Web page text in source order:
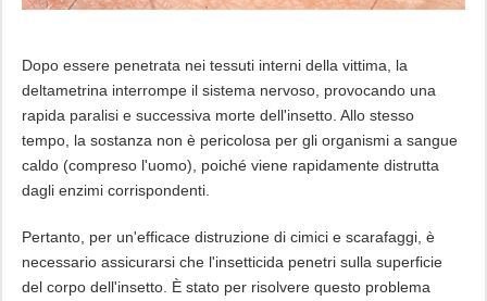
Dopo essere penetrata nei tessuti interni della vittima, la
deltametrina interrompe il sistema nervoso, provocando una
rapida paralisi e successiva morte dell'insetto. Allo stesso
tempo, la sostanza non è pericolosa per gli organismi a sangue
caldo (compreso l'uomo), poiché viene rapidamente distrutta
dagli enzimi corrispondenti.
Pertanto, per un'efficace distruzione di cimici e scarafaggi, è
necessario assicurarsi che l'insetticida penetri sulla superficie
del corpo dell'insetto. È stato per risolvere questo problema